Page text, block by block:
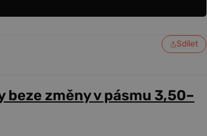
Sdílet
beze změny v pásmu 3,50–